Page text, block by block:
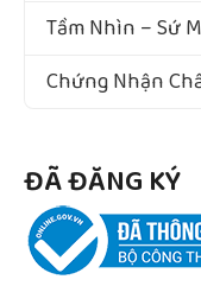
Tầm Nhìn – Sứ
Chứng Nhận
ĐÃ ĐĂNG KÝ